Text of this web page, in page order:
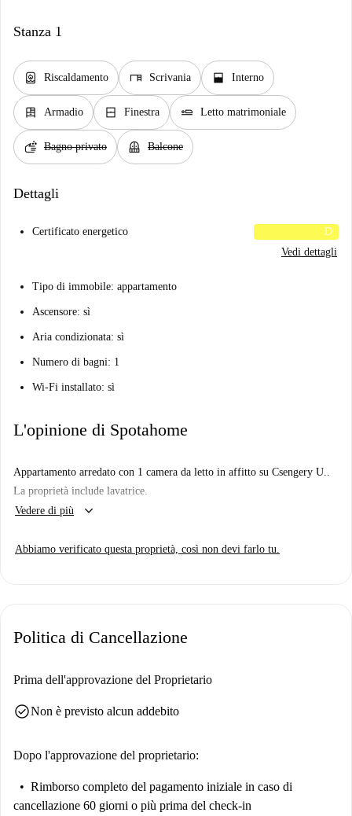
Stanza 1
water_heater Riscaldamento desk Scrivania window_open Interno
dresser Armadio window_closed Finestra airline_seat_flat Letto matrimoniale
soap Bagno privato balcony Balcone
Dettagli
Certificato energetico
D
Vedi dettagli
Tipo di immobile: appartamento
Ascensore: sì
Aria condizionata: sì
Numero di bagni: 1
Wi-Fi installato: sì
L'opinione di Spotahome
Appartamento arredato con 1 camera da letto in affitto su Csengery U..
La proprietà include lavatrice.
Vedere di più
keyboard_arrow_down
Abbiamo verificato questa proprietà, così non devi farlo tu.
Politica di Cancellazione
Prima dell'approvazione del Proprietario
check_circleNon è previsto alcun addebito
Dopo l'approvazione del proprietario:
Rimborso completo del pagamento iniziale in caso di
cancellazione 60 giorni o più prima del check-in